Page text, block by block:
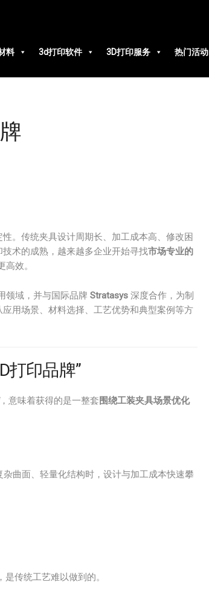
料 3d打印软件 3D打印服务 热门活动
。传统夹具设计周期长、加工成本高、修改困
术的成熟，越来越多企业开始寻找市场专业的
效。
领域，并与国际品牌 Stratasys 深度合作，为制
用场景、材料选择、工艺优势和典型案例等方
打印品牌”
，意味着获得的是一整套 围绕工装夹具场景优化
曲面、轻量化结构时，设计与加工成本快速攀
传统工艺难以做到的。